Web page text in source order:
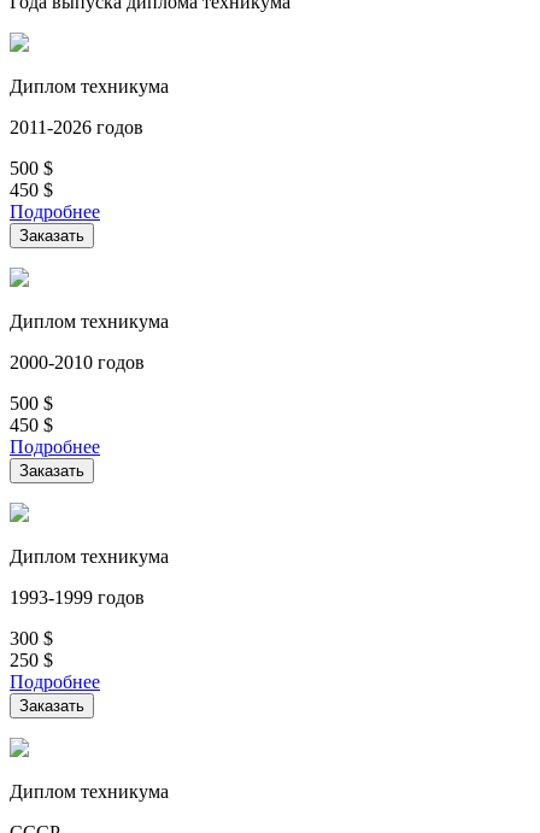
Диплом техникума
2011-2026 годов
500 $
450 $
Подробнее
Заказать
Диплом техникума
2000-2010 годов
500 $
450 $
Подробнее
Заказать
Диплом техникума
1993-1999 годов
300 $
250 $
Подробнее
Заказать
Диплом техникума